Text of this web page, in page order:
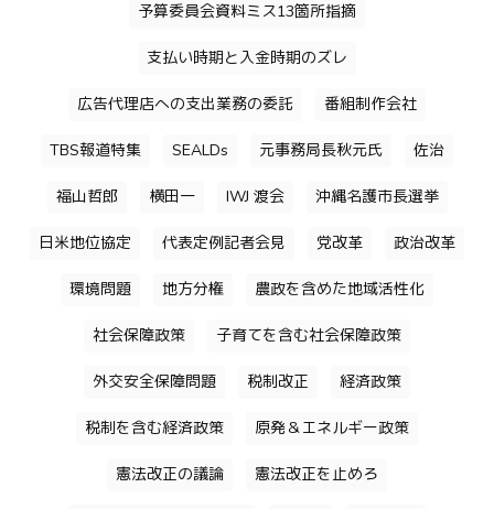
予算委員会資料ミス13箇所指摘
支払い時期と入金時期のズレ
広告代理店への支出業務の委託 番組制作会社
TBS報道特集 SEALDs 元事務局長秋元氏 佐治
福山哲郎 横田一 IWJ 渡会 沖縄名護市長選挙
日米地位協定 代表定例記者会見 党改革 政治改革
環境問題 地方分権 農政を含めた地域活性化
社会保障政策 子育てを含む社会保障政策
外交安全保障問題 税制改正 経済政策
税制を含む経済政策 原発＆エネルギー政策
憲法改正の議論 憲法改正を止めろ